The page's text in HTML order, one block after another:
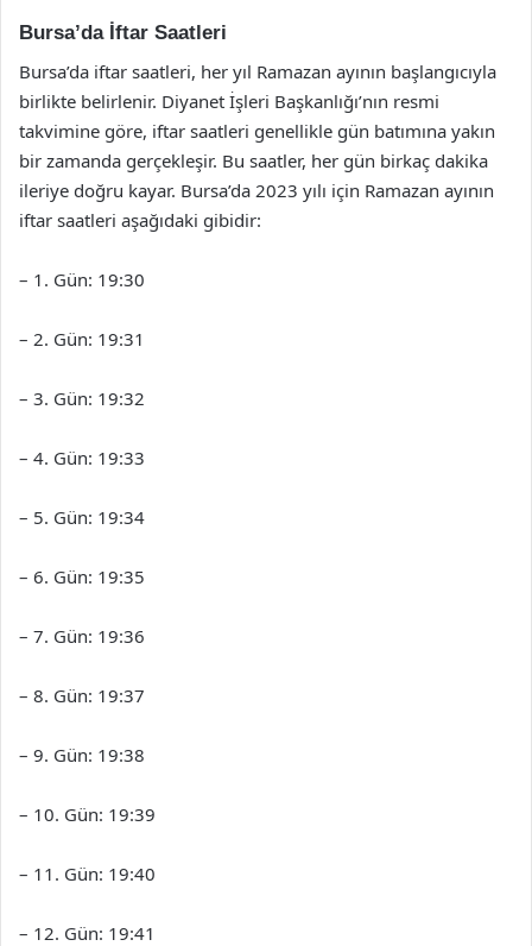
Bursa’da İftar Saatleri
Bursa’da iftar saatleri, her yıl Ramazan ayının başlangıcıyla
birlikte belirlenir. Diyanet İşleri Başkanlığı’nın resmi
takvimine göre, iftar saatleri genellikle gün batımına yakın
bir zamanda gerçekleşir. Bu saatler, her gün birkaç dakika
ileriye doğru kayar. Bursa’da 2023 yılı için Ramazan ayının
iftar saatleri aşağıdaki gibidir:
– 1. Gün: 19:30
– 2. Gün: 19:31
– 3. Gün: 19:32
– 4. Gün: 19:33
– 5. Gün: 19:34
– 6. Gün: 19:35
– 7. Gün: 19:36
– 8. Gün: 19:37
– 9. Gün: 19:38
– 10. Gün: 19:39
– 11. Gün: 19:40
– 12. Gün: 19:41